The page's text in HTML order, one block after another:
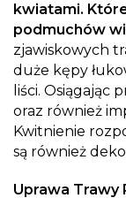
kwiatami.
podmuchów
zjawiskowych
duże kępy
liści. Osiągając
oraz również
Kwitnienie
są również
Uprawa Trawy